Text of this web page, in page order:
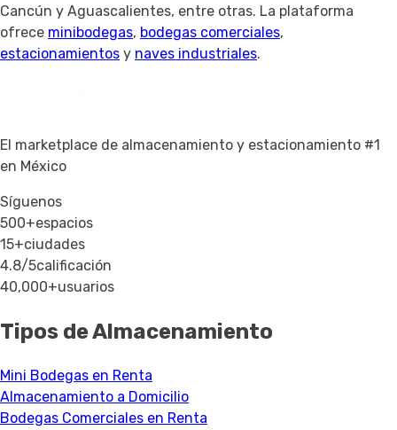
Cancún y Aguascalientes, entre otras. La plataforma
ofrece minibodegas, bodegas comerciales,
estacionamientos y naves industriales.
El marketplace de almacenamiento y estacionamiento #1
en México
Síguenos
500+espacios
15+ciudades
4.8/5calificación
40,000+usuarios
Tipos de Almacenamiento
Mini Bodegas en Renta
Almacenamiento a Domicilio
Bodegas Comerciales en Renta